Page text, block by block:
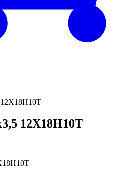
12Х18Н10Т
12Х18Н10Т